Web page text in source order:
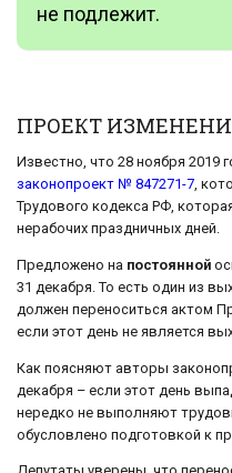
не подлежит.
ПРОЕКТ
Известно, что 28 ноября 2019
законопроект № 847271-7 ,
Трудового кодекса РФ,
нерабочих праздничных дней.
Предложено на постоянной
31 декабря. То есть один из
должен переноситься актом
если этот день не является
Как поясняют авторы
декабря – если этот день
нередко не выполняют
обусловлено подготовкой к